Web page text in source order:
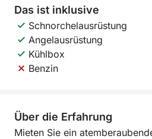
Das ist inklusive
Schnorchelausrüstung
Angelausrüstung
Kühlbox
Benzin
Über die Erfahrung
Mieten Sie ein